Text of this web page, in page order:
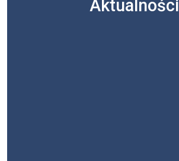
Aktualności